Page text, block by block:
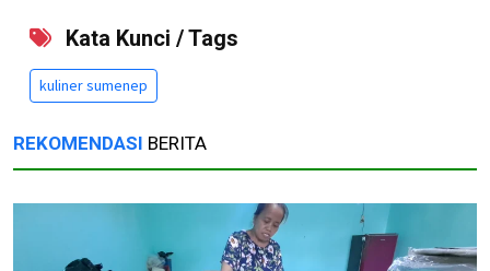
Kata Kunci / Tags
kuliner sumenep
REKOMENDASI BERITA